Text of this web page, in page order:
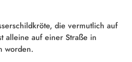
die vermutlich auf
alleine auf einer Straße in
worden.